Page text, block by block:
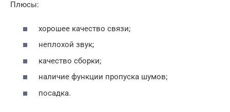
Плюсы:
хорошее качество связи;
неплохой звук;
качество сборки;
наличие функции пропуска шумов;
посадка.